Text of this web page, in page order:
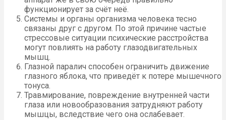
функционирует за счёт неё.
Системы и органы организма человека тесно
связаны друг с другом. По этой причине частые
стрессовые ситуации психические расстройства
могут повлиять на работу глазодвигательных
мышц.
Глазной паралич способен ограничить движение
глазного яблока, что приведёт к потере мышечного
тонуса.
Травмирование, повреждение внутренней части
глаза или новообразования затрудняют работу
мышцы, вследствие чего она ослабевает.